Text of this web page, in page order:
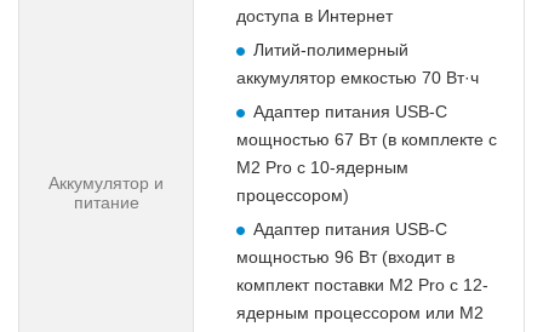
Аккумулятор и
питание
доступа в Интернет
Литий-полимерный
аккумулятор емкостью 70 Вт·ч
Адаптер питания USB-C
мощностью 67 Вт (в комплекте с
M2 Pro с 10-ядерным
процессором)
Адаптер питания USB-C
мощностью 96 Вт (входит в
комплект поставки M2 Pro с 12-
ядерным процессором или M2